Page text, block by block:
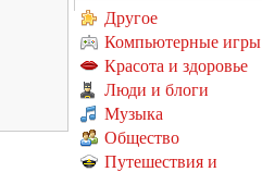
Другое
Компьютерные игры
Красота и здоровье
Люди и блоги
Музыка
Общество
Путешествия и